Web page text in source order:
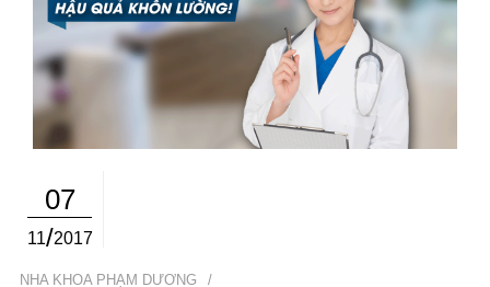
07
11/2017
NHA KHOA PHẠM DƯƠNG
/